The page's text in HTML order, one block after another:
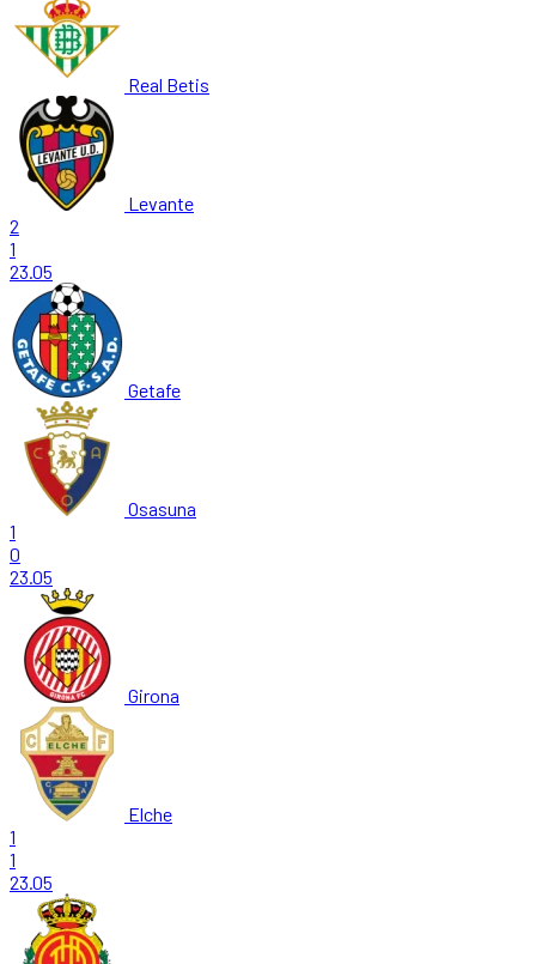
Real Betis
Levante
2
1
23.05
Getafe
Osasuna
1
0
23.05
Girona
Elche
1
1
23.05